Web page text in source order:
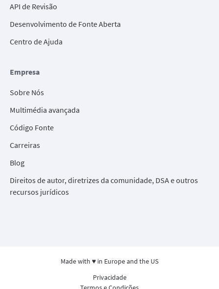
API de Revisão
Desenvolvimento de Fonte Aberta
Centro de Ajuda
Empresa
Sobre Nós
Multimédia avançada
Código Fonte
Carreiras
Blog
Direitos de autor, diretrizes da comunidade, DSA e outros
recursos jurídicos
Made with ♥ in Europe and the US
Privacidade